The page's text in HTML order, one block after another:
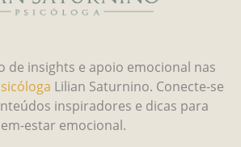
de insights e apoio emocional nas
Lilian Saturnino. Conecte-se
inspiradores e dicas para
estar emocional.